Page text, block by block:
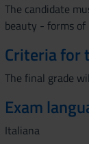
The candidate
beauty - forms of
Criteria for
The final grade
Exam
Italiana